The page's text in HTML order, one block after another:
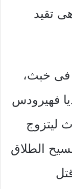
تقيد
فى خبث،
فهيرودس
ليتزوج
الطلاق